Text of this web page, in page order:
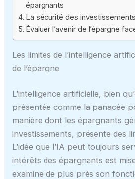
épargnants
La sécurité des investissements
Évaluer l’avenir de l’épargne
Les limites de l’intelligence
de l’épargne
L’intelligence artificielle, bien
présentée comme la panacée
manière dont les épargnants
investissements, présente des
L’idée que l’IA peut toujours
intérêts des épargnants est
examine de plus près son